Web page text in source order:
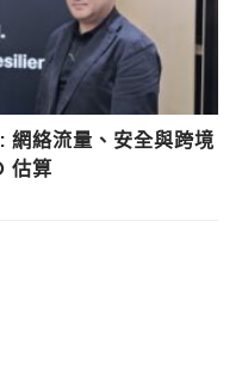
絡流量、安全與跨境
估算